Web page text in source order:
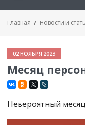
Главная Новости и
02 НОЯБРЯ 2023
Месяц
Невероятный